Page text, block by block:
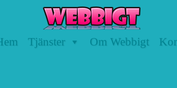
Tjänster Om Webbigt